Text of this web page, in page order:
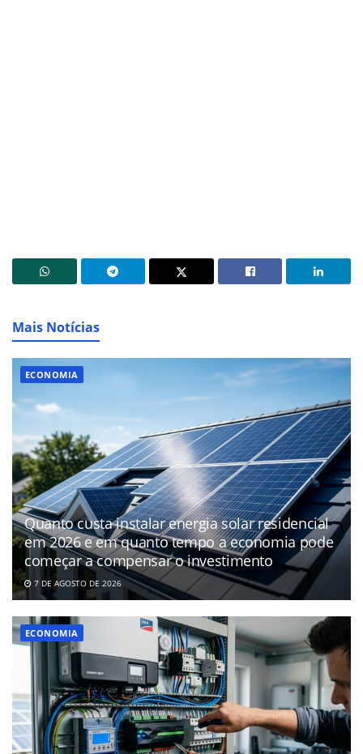
Mais Notícias
ECONOMIA
Quanto custa instalar energia solar residencial
em 2026 e em quanto tempo a economia pode
começar a compensar o investimento
7 DE AGOSTO DE 2026
ECONOMIA